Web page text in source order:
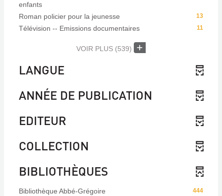
enfants
13
Roman policier pour la jeunesse
11
Télévision -- Emissions documentaires
VOIR PLUS (539)
LANGUE
ANNÉE DE PUBLICATION
EDITEUR
COLLECTION
BIBLIOTHÈQUES
444
Bibliothèque Abbé-Grégoire